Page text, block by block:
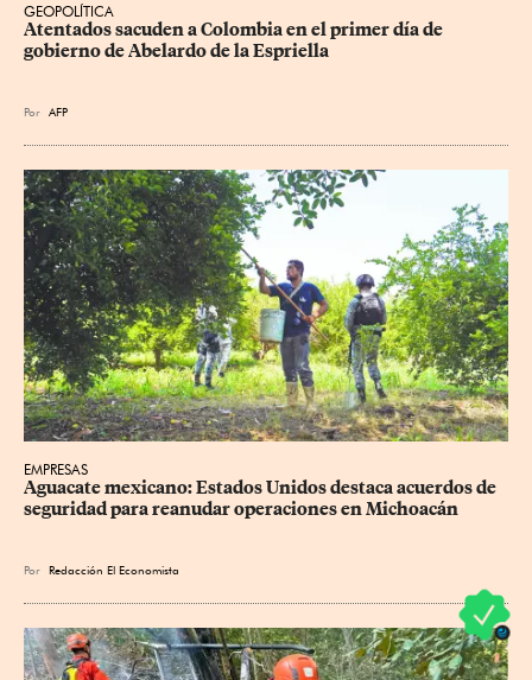
GEOPOLÍTICA
Atentados sacuden a Colombia en el primer día de
gobierno de Abelardo de la Espriella
Por AFP
EMPRESAS
Aguacate mexicano: Estados Unidos destaca acuerdos de
seguridad para reanudar operaciones en Michoacán
Por Redacción El Economista